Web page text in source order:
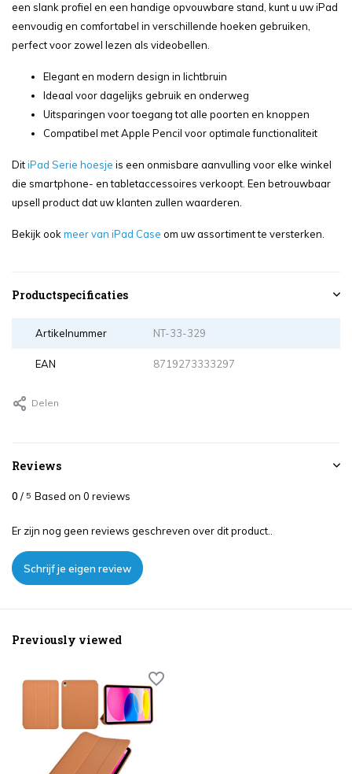
een slank profiel en een handige opvouwbare stand, kunt u uw iPad
eenvoudig en comfortabel in verschillende hoeken gebruiken,
perfect voor zowel lezen als videobellen.
Elegant en modern design in lichtbruin
Ideaal voor dagelijks gebruik en onderweg
Uitsparingen voor toegang tot alle poorten en knoppen
Compatibel met Apple Pencil voor optimale functionaliteit
DitiPad Serie hoesje is een onmisbare aanvulling voor elke winkel
die smartphone- en tabletaccessoires verkoopt. Een betrouwbaar
upsell product dat uw klanten zullen waarderen.
Bekijk ook meer van iPad Case om uw assortiment te versterken.
Productspecificaties
Artikelnummer NT-33-329
EAN 8719273333297
Delen
Reviews
0 / 5 Based on 0 reviews
Er zijn nog geen reviews geschreven over dit product..
Schrijf je eigen review
Previously viewed